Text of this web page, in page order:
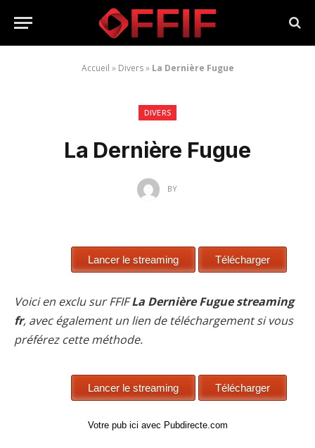
Accueil » Divers» La Dernière Fugue
DIVERS
La Dernière Fugue
BY
Voici en exclu sur FFIFLa Dernière Fugue streaming
fr, avec également un lien de téléchargement si vous
préférez cette méthode.
Votre pub ici avec Pubdirecte.com